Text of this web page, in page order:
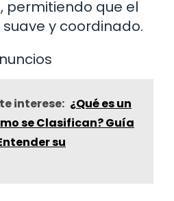
permitiendo que el
y coordinado.
interese: ¿Qué es un
se Clasifican? Guía
su